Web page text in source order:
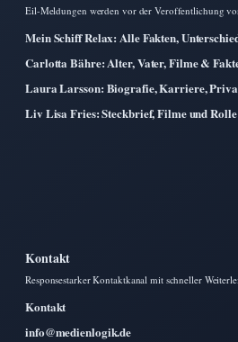
Eil-Meldungen werden vor der Veroffentlichung
Mein Schiff Relax: Alle Fakten,
Carlotta Bähre: Alter, Vater, Filme &
Laura Larsson: Biografie, Karriere,
Liv Lisa Fries: Steckbrief, Filme und
Kontakt
Responsestarker Kontaktkanal mit schneller
Kontakt
info@medienlogik.de